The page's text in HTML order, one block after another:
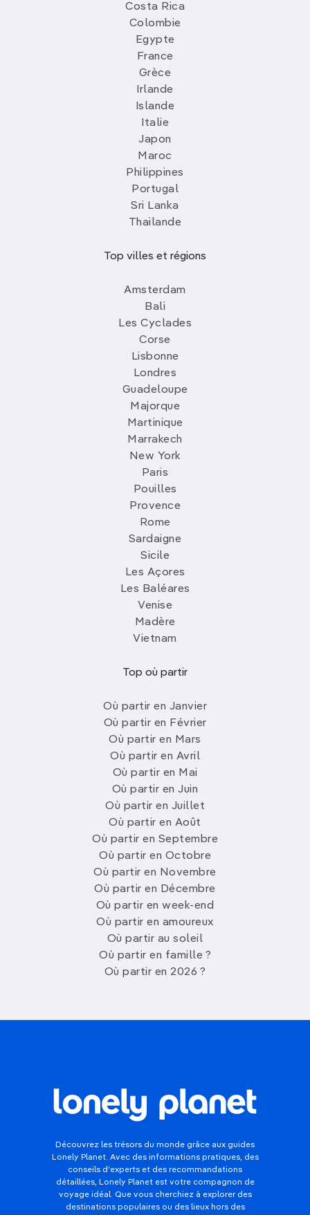
Costa Rica
Colombie
Egypte
France
Grèce
Irlande
Islande
Italie
Japon
Maroc
Philippines
Portugal
Sri Lanka
Thailande
Top villes et régions
Amsterdam
Bali
Les Cyclades
Corse
Lisbonne
Londres
Guadeloupe
Majorque
Martinique
Marrakech
New York
Paris
Pouilles
Provence
Rome
Sardaigne
Sicile
Les Açores
Les Baléares
Venise
Madère
Vietnam
Top où partir
Où partir en Janvier
Où partir en Février
Où partir en Mars
Où partir en Avril
Où partir en Mai
Où partir en Juin
Où partir en Juillet
Où partir en Août
Où partir en Septembre
Où partir en Octobre
Où partir en Novembre
Où partir en Décembre
Où partir en week-end
Où partir en amoureux
Où partir au soleil
Où partir en famille ?
Où partir en 2026 ?
Découvrez les trésors du monde grâce aux guides
Lonely Planet. Avec des informations pratiques, des
conseils d'experts et des recommandations
détaillées, Lonely Planet est votre compagnon de
voyage idéal. Que vous cherchiez à explorer des
destinations populaires ou des lieux hors des